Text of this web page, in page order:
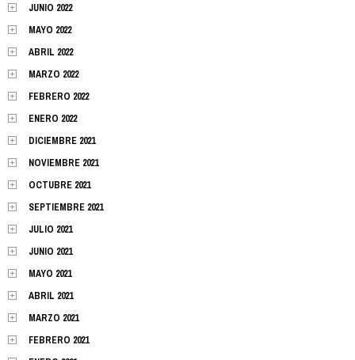
JUNIO 2022
MAYO 2022
ABRIL 2022
MARZO 2022
FEBRERO 2022
ENERO 2022
DICIEMBRE 2021
NOVIEMBRE 2021
OCTUBRE 2021
SEPTIEMBRE 2021
JULIO 2021
JUNIO 2021
MAYO 2021
ABRIL 2021
MARZO 2021
FEBRERO 2021